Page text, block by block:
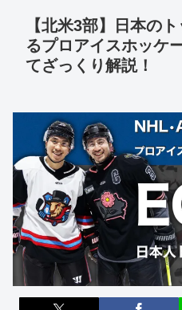
【北米3部】日本の
るプロアイスホッケ
てざっくり解説！